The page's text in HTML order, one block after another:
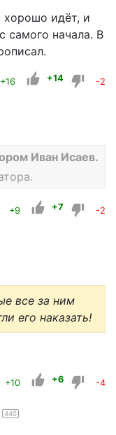
хорошо идёт, и
самого начала. В
+16 +14 -2
Иван Исаев.
+9 +7 -2
все за ним
его наказать!
+10 +6 -4
440